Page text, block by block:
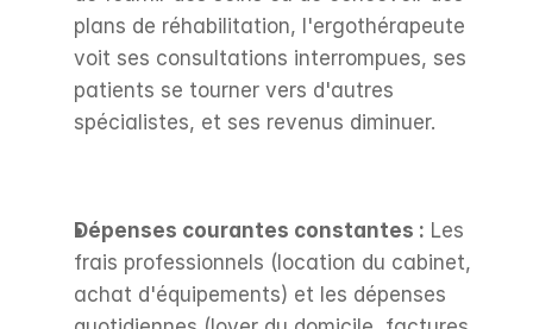
plans de réhabilitation, l'ergothérapeute
voit ses consultations interrompues, ses
patients se tourner vers d'autres
spécialistes, et ses revenus diminuer.
Dépenses courantes constantes : Les
frais professionnels (location du cabinet,
achat d'équipements) et les dépenses